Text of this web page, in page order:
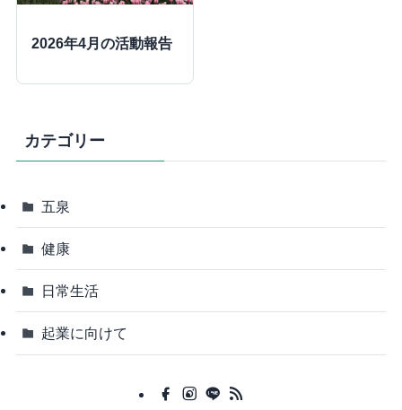
2026年4月の活動報告
カテゴリー
五泉
健康
日常生活
起業に向けて